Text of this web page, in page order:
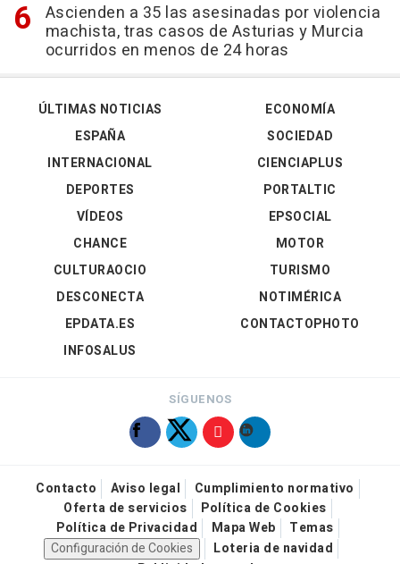
Ascienden a 35 las asesinadas por violencia
machista, tras casos de Asturias y Murcia
ocurridos en menos de 24 horas
ÚLTIMAS NOTICIAS
ESPAÑA
INTERNACIONAL
DEPORTES
VÍDEOS
ECONOMÍA
SOCIEDAD
CIENCIAPLUS
PORTALTIC
EPSOCIAL
CHANCE
CULTURAOCIO
DESCONECTA
EPDATA.ES
INFOSALUS
MOTOR
TURISMO
NOTIMÉRICA
CONTACTOPHOTO
SÍGUENOS
Contacto Aviso legal
Cumplimiento normativo
Oferta de servicios
Política de Cookies
Política de Privacidad
Mapa Web
Temas
Configuración de Cookies
Loteria de navidad